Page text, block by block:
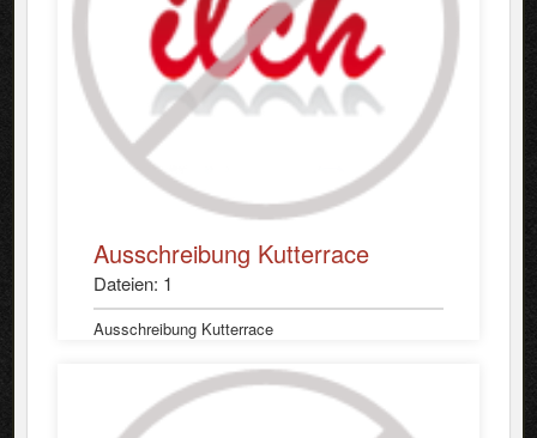
Ausschreibung Kutterrace
Dateien: 1
Ausschreibung Kutterrace